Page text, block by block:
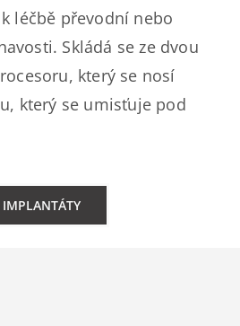
léčbě převodní nebo
Skládá se ze dvou
který se nosí
který se umisťuje pod